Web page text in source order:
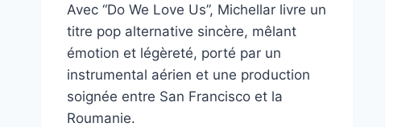
Avec “Do We Love Us”, Michellar livre un
titre pop alternative sincère, mêlant
émotion et légèreté, porté par un
instrumental aérien et une production
soignée entre San Francisco et la
Roumanie.